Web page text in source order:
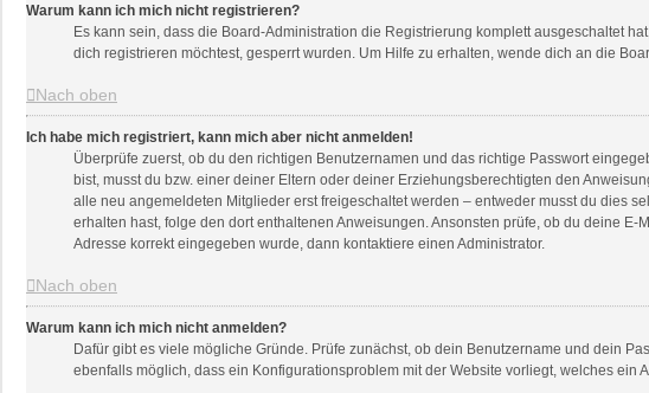
Warum kann ich mich nicht registrieren?
Es kann sein, dass die Board-Administration die Registrierung komplett ausgeschaltet
dich registrieren möchtest, gesperrt wurden. Um Hilfe zu erhalten, wende dich an die
Nach oben
Ich habe mich registriert, kann mich aber nicht anmelden!
Überprüfe zuerst, ob du den richtigen Benutzernamen und das richtige Passwort
bist, musst du bzw. einer deiner Eltern oder deiner Erziehungsberechtigten den
alle neu angemeldeten Mitglieder erst freigeschaltet werden – entweder musst du dies
erhalten hast, folge den dort enthaltenen Anweisungen. Ansonsten prüfe, ob du deine
Adresse korrekt eingegeben wurde, dann kontaktiere einen Administrator.
Nach oben
Warum kann ich mich nicht anmelden?
Dafür gibt es viele mögliche Gründe. Prüfe zunächst, ob dein Benutzername und dein
ebenfalls möglich, dass ein Konfigurationsproblem mit der Website vorliegt, welches ein